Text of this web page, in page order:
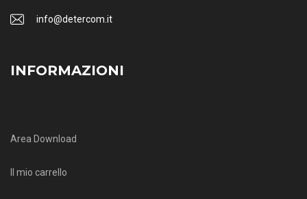
info@detercom.it
INFORMAZIONI
Area Download
Il mio carrello